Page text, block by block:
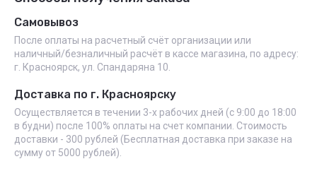
Самовывоз
После оплаты на расчетный счёт организации или
наличный/безналичный расчёт в кассе магазина, по адресу:
г. Красноярск, ул. Спандаряна 10.
Доставка по г. Красноярску
Осуществляется в течении 3-х рабочих дней (с 9:00 до 18:00
в будни) после 100% оплаты на счет компании. Стоимость
доставки - 300 рублей (Бесплатная доставка при заказе на
сумму от 5000 рублей).